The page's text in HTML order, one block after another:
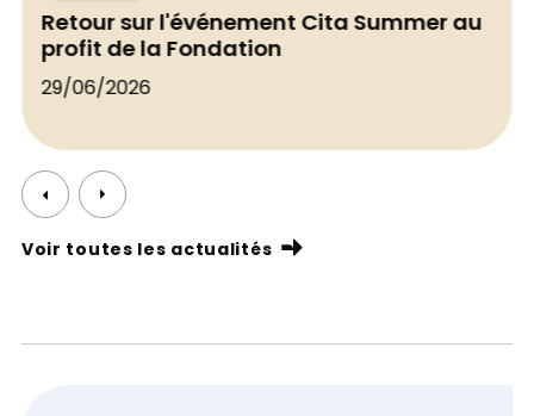
Retour sur l'événement Cita Summer au
profit de la Fondation
29/06/2026
Voir toutes les actualités